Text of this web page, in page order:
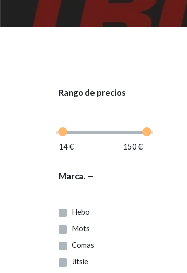
Rango de precios
14 € 150 €
Marca.
Hebo
Mots
Comas
Jitsie